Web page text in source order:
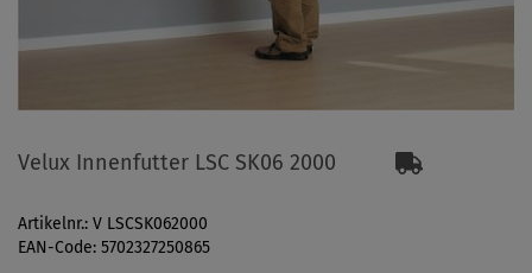
Velux Innenfutter LSC SK06 2000
Artikelnr.: V LSCSK062000
EAN-Code: 5702327250865